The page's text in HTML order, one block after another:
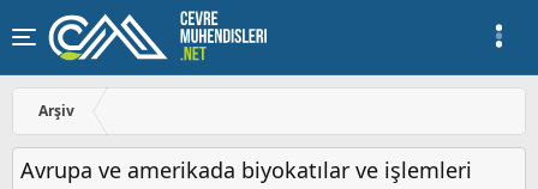
Arşiv
Avrupa ve amerikada biyokatılar ve işlemleri